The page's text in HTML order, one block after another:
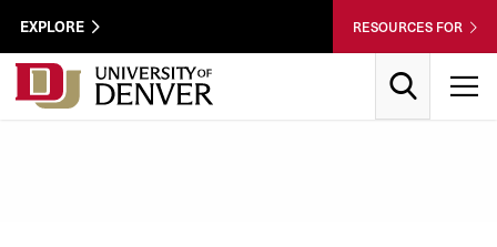
Skip to Content
Wastewater
Utility
Menu
EXPLORE RESOURCES FOR